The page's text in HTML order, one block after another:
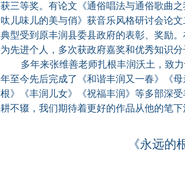
获三等奖。有论文《通俗唱法与通俗歌曲
呔儿味儿的美与俏》获音乐风格研讨会论文
典型受到原丰润县委县政府的表彰、奖励
为先进个人，多次获政府嘉奖和优秀知识分
多年来张维善老师扎根丰润沃土，致力
年至今先后完成了《和谐丰润又一春》《
根》《丰润儿女》《祝福丰润》等多部深
耕不辍，我们期待着更好的作品从他的笔下
《永远的